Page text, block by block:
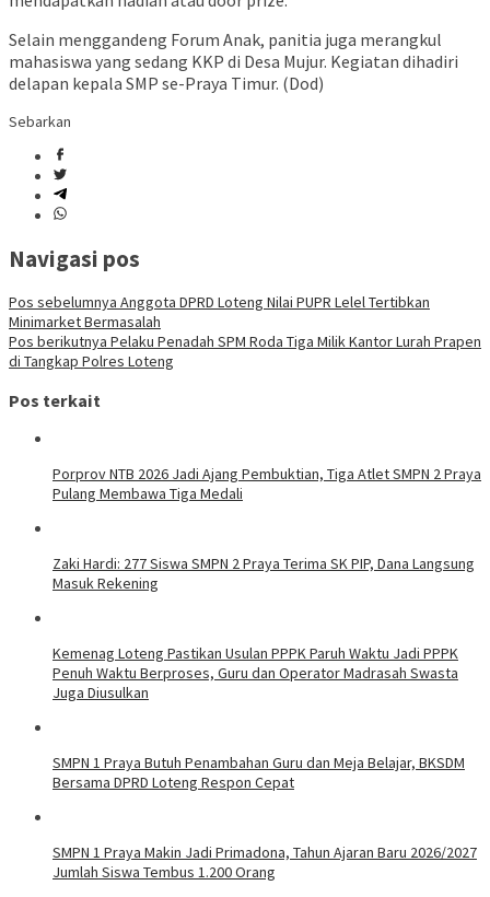
Selain menggandeng Forum Anak, panitia juga merangkul
mahasiswa yang sedang KKP di Desa Mujur. Kegiatan dihadiri
delapan kepala SMP se-Praya Timur. (Dod)
Sebarkan
Navigasi pos
Pos sebelumnya Anggota DPRD Loteng Nilai PUPR Lelel Tertibkan
Minimarket Bermasalah
Pos berikutnya Pelaku Penadah SPM Roda Tiga Milik Kantor Lurah Prapen
di Tangkap Polres Loteng
Pos terkait
Porprov NTB 2026 Jadi Ajang Pembuktian, Tiga Atlet SMPN 2 Praya
Pulang Membawa Tiga Medali
Zaki Hardi: 277 Siswa SMPN 2 Praya Terima SK PIP, Dana Langsung
Masuk Rekening
Kemenag Loteng Pastikan Usulan PPPK Paruh Waktu Jadi PPPK
Penuh Waktu Berproses, Guru dan Operator Madrasah Swasta
Juga Diusulkan
SMPN 1 Praya Butuh Penambahan Guru dan Meja Belajar, BKSDM
Bersama DPRD Loteng Respon Cepat
SMPN 1 Praya Makin Jadi Primadona, Tahun Ajaran Baru 2026/2027
Jumlah Siswa Tembus 1.200 Orang